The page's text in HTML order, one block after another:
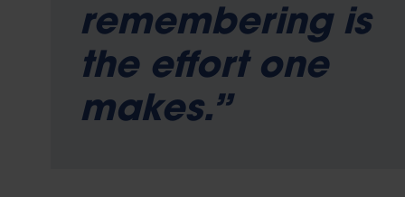
remembering is
the effort one
makes.”